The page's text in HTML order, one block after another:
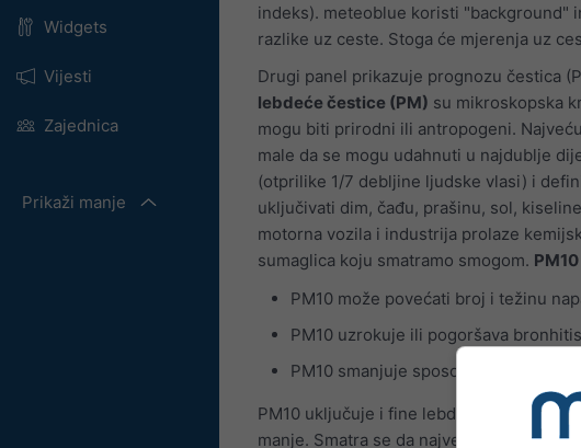
Widgets
Vijesti
Zajednica
Prikaži manje
indeks). meteoblue koristi "background"
razlike uz ceste. Stoga će mjerenja uz
Drugi panel prikazuje prognozu čestica
lebdeće čestice (PM) su mikroskopska
mogu biti prirodni ili antropogeni.
male da se mogu udahnuti u najdublje
(otprilike 1/7 debljine ljudske vlasi) i
uključivati dim, čađu, prašinu, sol,
motorna vozila i industrija prolaze
sumaglica koju smatramo smogom. PM10
PM10 može povećati broj i težinu
PM10 uzrokuje ili pogoršava
PM10 smanjuje sposobnost tijela da
PM10 uključuje i fine lebdeće čestice
manje. Smatra se da najveći utjecaj